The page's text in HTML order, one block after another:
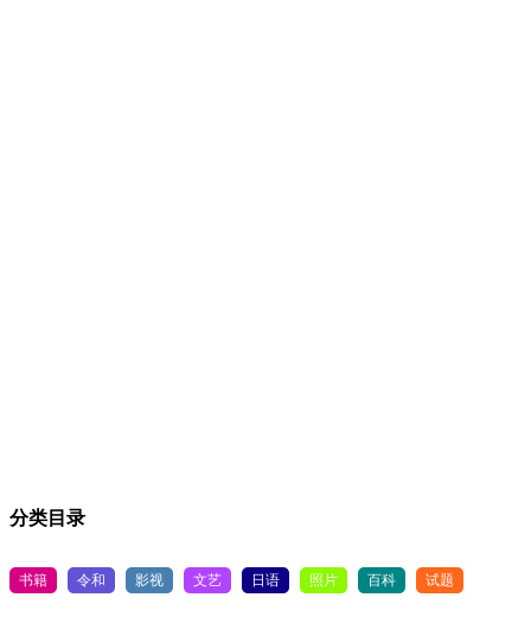
分类目录
书籍 令和 影视 文艺 日语 照片 百科 试题